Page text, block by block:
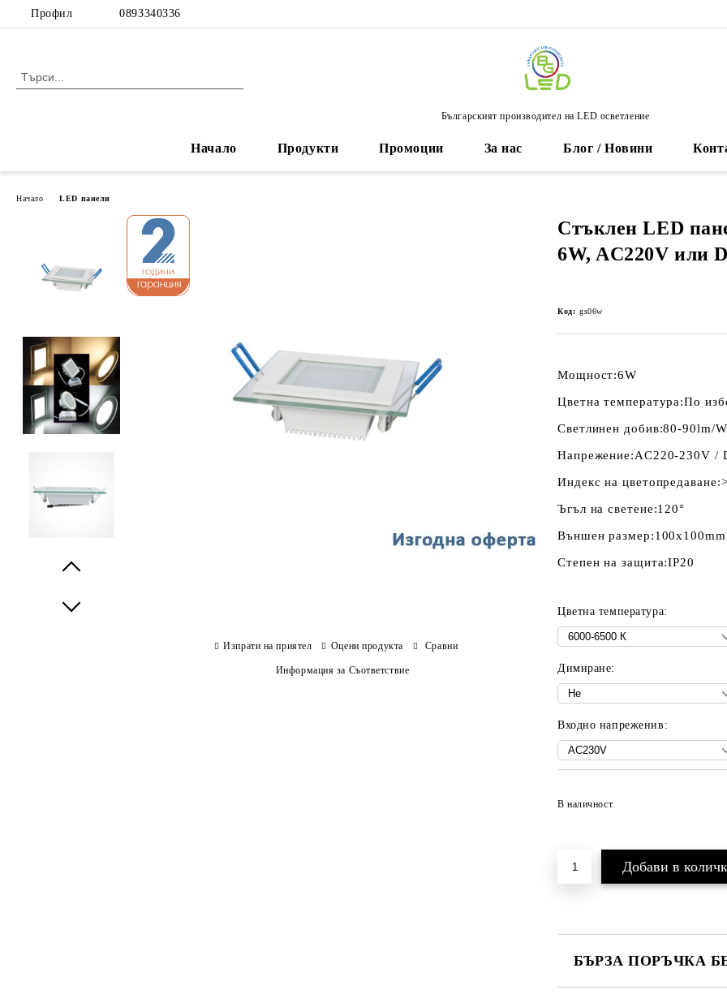
Профил 0893340336
Българският производител на LED осветление
Начало Продукти Промоции За нас Блог / Новини
Начало LED панели
Стъклен LED
6W, AC220V или
Код: gs06w
Мощност:6W
Цветна температура:По
Светлинен добив:80-90lm/W
Напрежение:AC220-230V /
Индекс на цветопредаване:
Ъгъл на светене:120°
Външен размер:
Степен на защита:IP20
Цветна температура:
Димиране:
Входно напреженив:
В наличност
БЪРЗА ПОРЪЧКА
Изпрати на приятел Оцени продукта Сравни
Информация за Съответствие